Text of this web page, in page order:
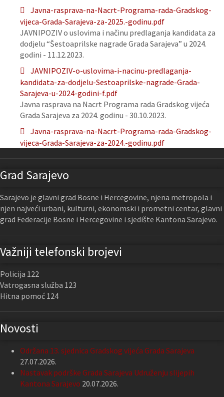
Javna-rasprava-na-Nacrt-Programa-rada-Gradskog-
vijeca-Grada-Sarajeva-za-2025.-godinu.pdf
JAVNIPOZIV o uslovima i načinu predlaganja kandidata za
dodjelu “Šestoaprilske nagrade Grada Sarajeva” u 2024.
godini - 11.12.2023.
JAVNIPOZIV-o-uslovima-i-nacinu-predlaganja-
kandidata-za-dodjelu-Sestoaprilske-nagrade-Grada-
Sarajeva-u-2024-godini-f.pdf
Javna rasprava na Nacrt Programa rada Gradskog vijeća
Grada Sarajeva za 2024. godinu - 30.10.2023.
Javna-rasprava-na-Nacrt-Programa-rada-Gradskog-
vijeca-Grada-Sarajeva-za-2024.-godinu.pdf
Grad Sarajevo
Sarajevo je glavni grad Bosne i Hercegovine, njena metropola i
njen najveći urbani, kulturni, ekonomski i prometni centar, glavni
grad Federacije Bosne i Hercegovine i sjedište Kantona Sarajevo.
Važniji telefonski brojevi
Policija 122
Vatrogasna služba 123
Hitna pomoć 124
Novosti
Održana 13. sjednica Gradskog vijeća Grada Sarajeva
27.07.2026.
Nastavak podrške Grada Sarajeva Udruženju slijepih
Kantona Sarajevo 20.07.2026.